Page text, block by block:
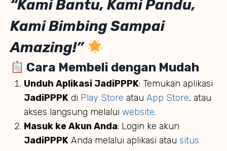
“Kami Bantu, Kami Pandu,
Kami Bimbing Sampai
Amazing!”
Cara Membeli dengan Mudah
Unduh Aplikasi JadiPPPK: Temukan aplikasi
JadiPPPK di Play Store atau App Store, atau
akses langsung melalui website.
Masuk ke Akun Anda: Login ke akun
JadiPPPK Anda melalui aplikasi atau situs